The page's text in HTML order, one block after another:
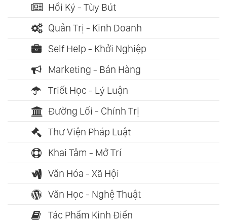
Hồi Ký - Tùy Bút
Quản Trị - Kinh Doanh
Self Help - Khởi Nghiệp
Marketing - Bán Hàng
Triết Học - Lý Luận
Đường Lối - Chính Trị
Thư Viện Pháp Luật
Khai Tâm - Mở Trí
Văn Hóa - Xã Hội
Văn Học - Nghệ Thuật
Tác Phẩm Kinh Điển